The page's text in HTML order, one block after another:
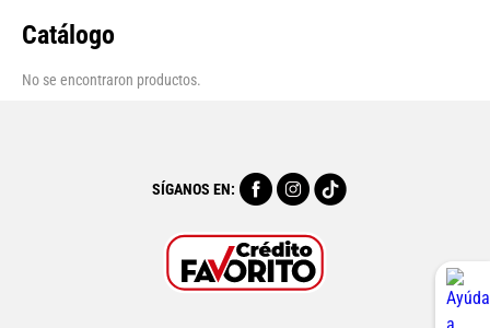
Catálogo
No se encontraron productos.
SÍGANOS EN: